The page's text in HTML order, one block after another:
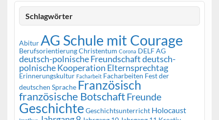
Schlagwörter
Abitur AG Schule mit Courage
BerufsorientierungChristentum Corona DELF AG
deutsch-polnische Freundschaftdeutsch-
polnische Kooperation Elternsprechtag
Erinnerungskultur Facharbeit Facharbeiten Fest der
deutschen Sprache Französisch
französische BotschaftFreunde
Geschichte Geschichtsunterricht Holocaust